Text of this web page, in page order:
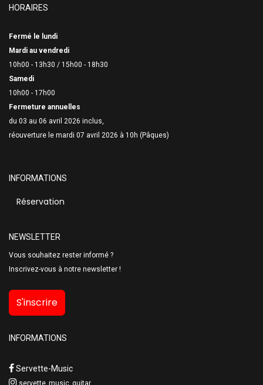
HORAIRES
Fermé le lundi
Mardi au vendredi
10h00 - 13h30 / 15h00 - 18h30
Samedi
10h00 - 17h00
Fermeture annuelles
du 03 au 06 avril 2026 inclus,
réouverture le mardi 07 avril 2026 à 10h (Pâques)
INFORMATIONS
Réservation
NEWSLETTER
Vous souhaitez rester informé ?
Inscrivez-vous à notre newsletter !
S'inscrire
INFORMATIONS
Servette-Music
servette_music_guitar